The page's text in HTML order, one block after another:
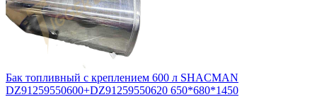
Бак топливный с креплением 600 л SHACMAN
DZ91259550600+DZ91259550620 650*680*1450